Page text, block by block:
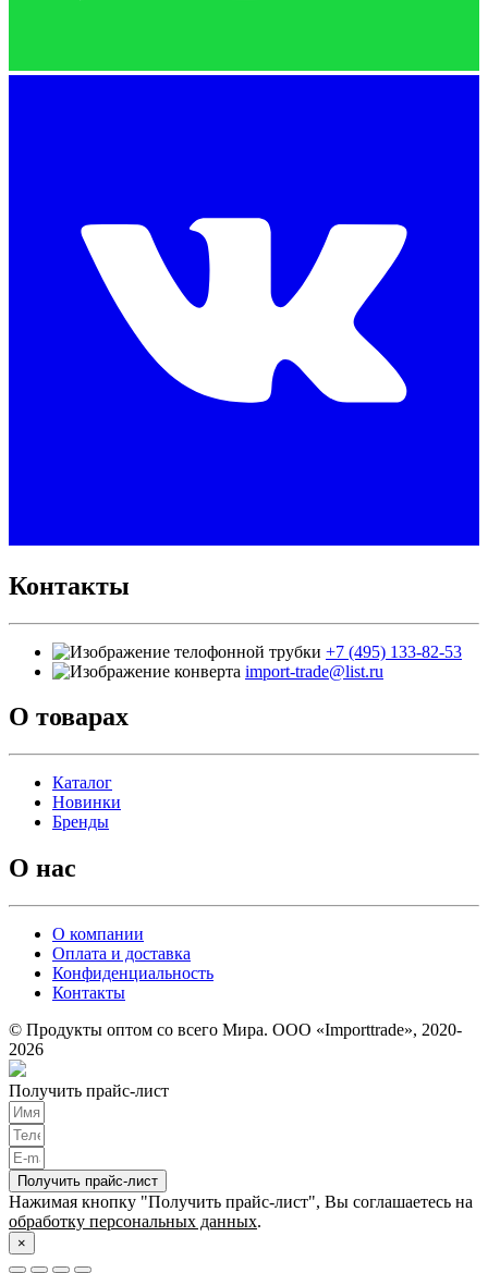
Контакты
+7 (495) 133-82-53
import-trade@list.ru
О товарах
Каталог
Новинки
Бренды
О нас
О компании
Оплата и доставка
Конфиденциальность
Контакты
© Продукты оптом со всего Мира. ООО «Importtrade», 2020-
2026
Получить прайс-лист
Получить прайс-лист
Нажимая кнопку "Получить прайс-лист", Вы соглашаетесь на
обработку персональных данных.
×